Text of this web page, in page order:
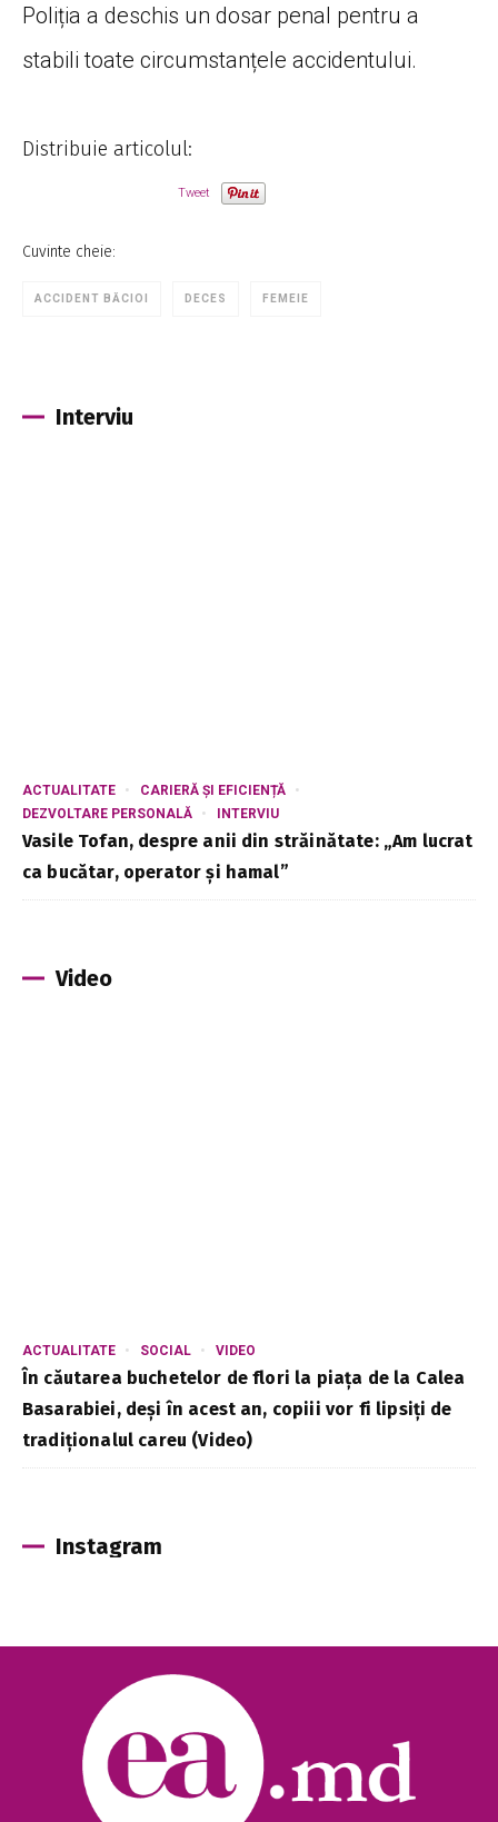
Poliția a deschis un dosar penal pentru a
stabili toate circumstanțele accidentului.
Distribuie articolul:
Tweet
Cuvinte cheie:
ACCIDENT BĂCIOI DECES FEMEIE
Interviu
ACTUALITATE
CARIERĂ ȘI EFICIENȚĂ
DEZVOLTARE PERSONALĂ
INTERVIU
Vasile Tofan, despre anii din străinătate: „Am lucrat
ca bucătar, operator și hamal”
Video
ACTUALITATE SOCIAL VIDEO
În căutarea buchetelor de flori la piața de la Calea
Basarabiei, deși în acest an, copiii vor fi lipsiți de
tradiționalul careu (Video)
Instagram